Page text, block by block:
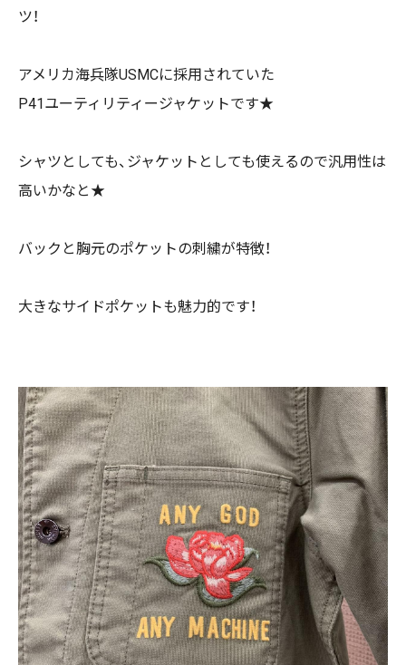
ツ！
アメリカ海兵隊USMCに採用されていた
P41ユーティリティージャケットです★
シャツとしても、ジャケットとしても使えるので汎用性は
高いかなと★
バックと胸元のポケットの刺繍が特徴！
大きなサイドポケットも魅力的です！